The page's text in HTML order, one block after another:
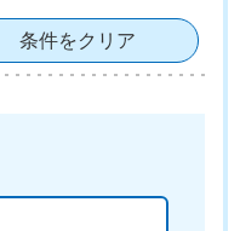
条件をクリア